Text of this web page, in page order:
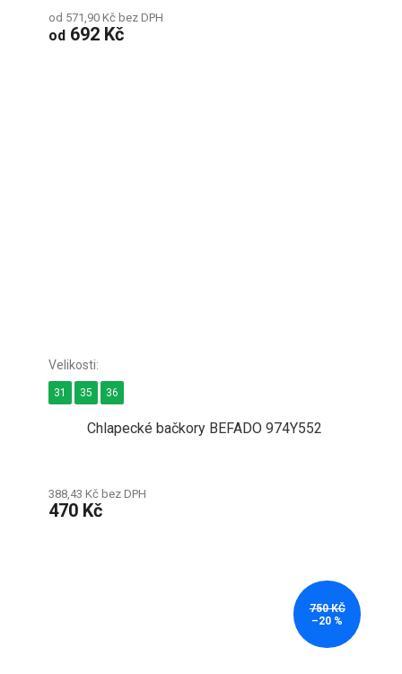
od 571,90 Kč bez DPH
od 692 Kč
Chlapecké bačkory BEFADO 974Y552
388,43 Kč bez DPH
470 Kč
31 35 36
750 KČ
–20 %